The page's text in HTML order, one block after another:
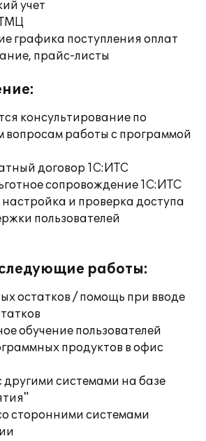
учет
графика поступления оплат
прайс-листы
консультирование по
вопросам работы с программой
договор 1С:ИТС
сопровождение 1С:ИТС
и проверка доступа
пользователей
работы:
остатков / помощь при вводе
обучение пользователей
продуктов в офис
другими системами на базе
сторонними системами